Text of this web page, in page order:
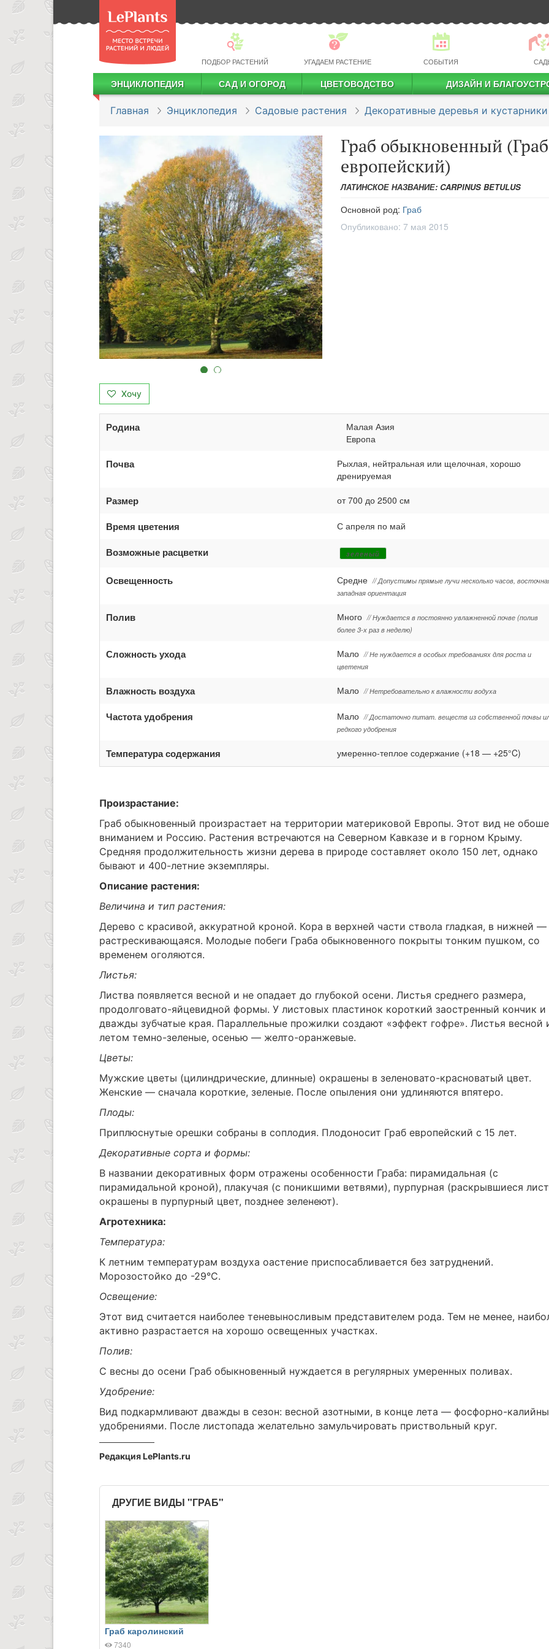
ПОДБОР РАСТЕНИЙ УГАДАЕМ РАСТЕНИЕ СОБЫТИЯ
ЭНЦИКЛОПЕДИЯ САД И ОГОРОД ЦВЕТОВОДСТВО ДИЗАЙН И
Главная Энциклопедия Садовые растения Декоративные деревья и кустарники
Граб обыкновенный (Граб
европейский)
ЛАТИНСКОЕ НАЗВАНИЕ: CARPINUS BETULUS
Основной род: Граб
Опубликовано: 7 мая 2015
Хочу
Родина
Малая Азия
Европа
Почва
Рыхлая, нейтральная или щелочная, хорошо
дренируемая
Размер от 700 до 2500 см
Время цветения С апреля по май
Возможные расцветки зеленый
Освещенность Средне // Допустимы прямые лучи несколько часов,
западная ориентация
Полив Много // Нуждается в постоянно увлажненной почве (полив
более 3-х раз в неделю)
Сложность ухода Мало // Не нуждается в особых требованиях для роста и
цветения
Влажность воздуха Мало // Нетребовательно к влажности водуха
Частота удобрения Мало // Достаточно питат. веществ из собственной почвы
редкого удобрения
Температура содержания умеренно-теплое содержание (+18 — +25°C)
Произрастание:
Граб обыкновенный произрастает на территории материковой Европы. Этот вид не
вниманием и Россию. Растения встречаются на Северном Кавказе и в горном Крыму.
Средняя продолжительность жизни дерева в природе составляет около 150 лет, однако
бывают и 400-летние экземпляры.
Описание растения:
Величина и тип растения:
Дерево с красивой, аккуратной кроной. Кора в верхней части ствола гладкая, в нижней —
растрескивающаяся. Молодые побеги Граба обыкновенного покрыты тонким пушком, со
временем оголяются.
Листья:
Листва появляется весной и не опадает до глубокой осени. Листья среднего размера,
продолговато-яйцевидной формы. У листовых пластинок короткий заостренный кончик и
дважды зубчатые края. Параллельные прожилки создают «эффект гофре». Листья весной
летом темно-зеленые, осенью — желто-оранжевые.
Цветы:
Мужские цветы (цилиндрические, длинные) окрашены в зеленовато-красноватый цвет.
Женские — сначала короткие, зеленые. После опыления они удлиняются впятеро.
Плоды:
Приплюснутые орешки собраны в соплодия. Плодоносит Граб европейский с 15 лет.
Декоративные сорта и формы:
В названии декоративных форм отражены особенности Граба: пирамидальная (с
пирамидальной кроной), плакучая (с поникшими ветвями), пурпурная (раскрывшиеся
окрашены в пурпурный цвет, позднее зеленеют).
Агротехника:
Температура:
К летним температурам воздуха оастение приспосабливается без затруднений.
Морозостойко до -29°C.
Освещение:
Этот вид считается наиболее теневыносливым представителем рода. Тем не менее,
активно разрастается на хорошо освещенных участках.
Полив:
С весны до осени Граб обыкновенный нуждается в регулярных умеренных поливах.
Удобрение:
Вид подкармливают дважды в сезон: весной азотными, в конце лета — фосфорно-
удобрениями. После листопада желательно замульчировать приствольный круг.
Редакция LePlants.ru
ДРУГИЕ ВИДЫ "ГРАБ"
Граб каролинский
7340